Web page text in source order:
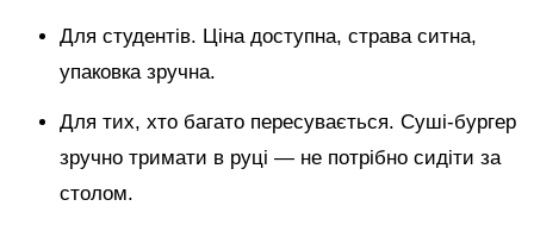
Для студентів. Ціна доступна, страва ситна,
упаковка зручна.
Для тих, хто багато пересувається. Суші-бургер
зручно тримати в руці — не потрібно сидіти за
столом.